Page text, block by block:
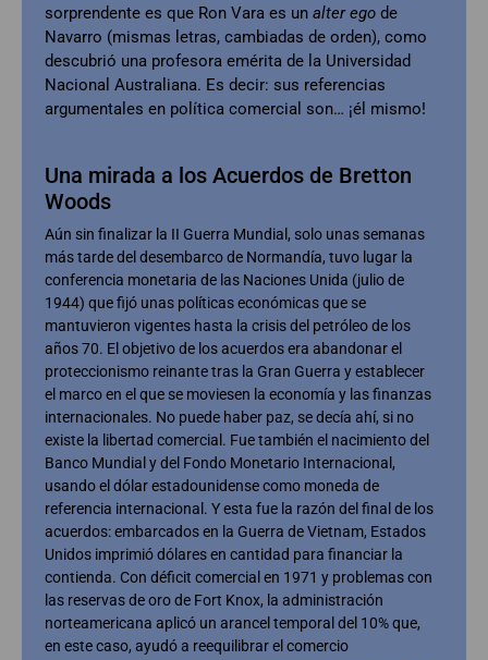
sorprendente es que Ron Vara es un alter ego de
Navarro (mismas letras, cambiadas de orden), como
descubrió una profesora emérita de la Universidad
Nacional Australiana. Es decir: sus referencias
argumentales en política comercial son… ¡él mismo!
Una mirada a los Acuerdos de Bretton
Woods
Aún sin finalizar la II Guerra Mundial, solo unas semanas
más tarde del desembarco de Normandía, tuvo lugar la
conferencia monetaria de las Naciones Unida (julio de
1944) que fijó unas políticas económicas que se
mantuvieron vigentes hasta la crisis del petróleo de los
años 70. El objetivo de los acuerdos era abandonar el
proteccionismo reinante tras la Gran Guerra y establecer
el marco en el que se moviesen la economía y las finanzas
internacionales. No puede haber paz, se decía ahí, si no
existe la libertad comercial. Fue también el nacimiento del
Banco Mundial y del Fondo Monetario Internacional,
usando el dólar estadounidense como moneda de
referencia internacional. Y esta fue la razón del final de los
acuerdos: embarcados en la Guerra de Vietnam, Estados
Unidos imprimió dólares en cantidad para financiar la
contienda. Con déficit comercial en 1971 y problemas con
las reservas de oro de Fort Knox, la administración
norteamericana aplicó un arancel temporal del 10% que,
en este caso, ayudó a reequilibrar el comercio